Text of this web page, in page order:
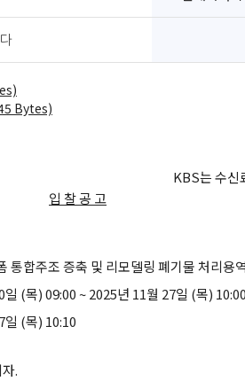
Bytes)
KBS는 수신
입 찰 공 고
통합주조 증축 및 리모델링 폐기물 처리용역
일 (목) 09:00 ~ 2025년 11월 27일 (목) 10:00
일 (목) 10:10
.